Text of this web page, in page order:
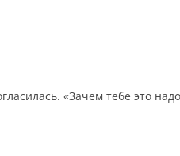
«Зачем тебе это